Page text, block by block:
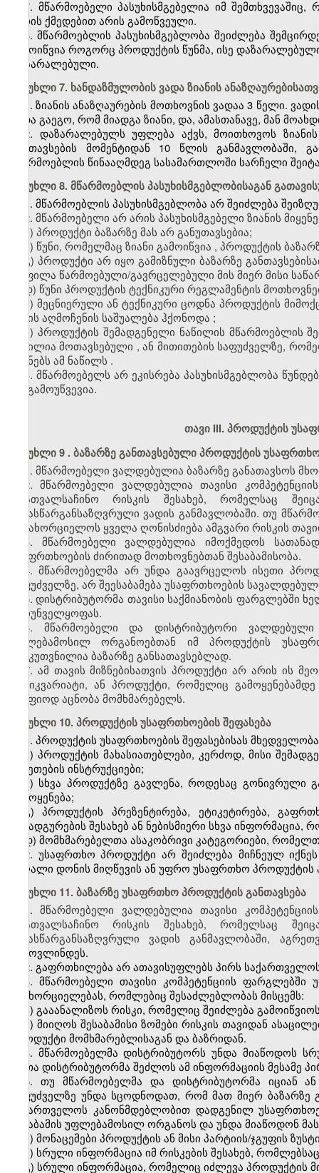
7. მწარმოებელი პასუხისმგებელია იმ
პირის ქმედებით არის გამოწვეული.
8. მწარმოებლის პასუხისმგებლობა შეიძლება
გამოიწვია როგორც პროდუქტის წუნმა, ისე
დაზარალებული.
მუხლი 7. ხანდაზმულობის ვადა ზიანის
1. ზიანის ანაზღაურების მოთხოვნის ვადაა 3 წელი.
უნდა გაეგო, რომ მიადგა ზიანი, და, ამასთანავე, მან
2. დაზარალებულს უფლება აქვს, მოითხოვოს ზიანის
განთავსების მომენტიდან 10 წლის
მწარმოებლის წინააღმდეგ სასამართლოში სარჩელი
მუხლი 8. მწარმოებლის პასუხისმგებლობისაგან
1. მწარმოებლის პასუხისმგებლობა არ შეიძლება
2. მწარმოებელი არ არის პასუხისმგებელი ზიანის
ა) პროდუქტი ბაზარზე მას არ განუთავსებია;
ბ) წუნი, რომელმაც ზიანი გამოიწვია , პროდუქტის
გ) პროდუქტი არ იყო გამიზნული ბაზარზე
ყოფილა წარმოებული/გავრცელებული მის მიერ მისი
დ) წუნი პროდუქტის ტექნიკური რეგლამენტის
ე) მეცნიერული ან ტექნიკური ცოდნა პროდუქტის
წუნის აღმოჩენის საშუალება ჰქონოდა ;
ვ) პროდუქტის შემადგენელი ნაწილის მწარმოებლის
ნაწილია მოთავსებული ,ან მითითების საფუძველზე,
იყენებს ამ ნაწილს .
3. მწარმოებელს არ ეკისრება პასუხისმგებლობა
არ გამოუწვევია.
თავი III. პროდუქტის
მუხლი9 . ბაზარზე განთავსებული პროდუქტის
1. მწარმოებელი ვალდებულია ბაზარზე განათავსოს
2. მწარმოებელი ვალდებულია თავისი
არათვალსაჩინო რისკის შესახებ, რომელსაც
წინასწარგანსაზღვრული ვადის განმავლობაში. თუ
განახორციელოს ყველა ღონისძიება ამგვარი რისკის
3. მწარმოებელი ვალდებულია იმოქმედოს
უსაფრთხოების ძირითად მოთხოვნებთან შესაბამისობა.
4. მწარმოებელმა არ უნდა გაავრცელოს ისეთი
საფუძველზე, არ შეესაბამება უსაფრთხოების
5. დისტრიბუტორმა თავისი საქმიანობის ფარგლებში
უზრუნველყოფას.
6. მწარმოებელი და დისტრიბუტორი
უფლებამოსილ ორგანოებთან იმ პროდუქტის
განკუთვნილია ბაზარზე განსათავსებლად.
7. ამ თავის მიზნებისათვის პროდუქტი არ არის ის
ანტიკვარიატი, ან პროდუქტი, რომელიც
მკაფიოდ აცნობა მომხმარებელს.
მუხლი 10. პროდუქტის უსაფრთხოების შეფასება
1. პროდუქტის უსაფრთხოების შეფასებისას
ა) პროდუქტის მახასიათებლები, კერძოდ, მისი
შეკეთების ინსტრუქციები;
ბ) სხვა პროდუქტზე გავლენა, როდესაც გონივრული
გამოყენება;
გ) პროდუქტის პრეზენტირება, ეტიკეტირება,
განადგურების შესახებ ან ნებისმიერი სხვა
დ) მომხმარებელთა ასაკობრივი კატეგორიები,
2. უსაფრთხო პროდუქტი არ შეიძლება მიჩნეულ
მაღალი დონის მიღწევის ან უფრო უსაფრთხო პროდუქტის
მუხლი 11. ბაზარზე უსაფრთხო პროდუქტის განთავსება
1.მწარმოებელი ვალდებულია თავისი
არათვალსაჩინო რისკის შესახებ, რომელსაც
წინასწარგანსაზღვრული ვადის განმავლობაში,
გამოვლინდეს.
2. გაფრთხილება არ ათავისუფლებს პირს
3. მწარმოებელი თავისი კომპეტენციის ფარგლებში
განხორციელებას, რომლებიც შესაძლებლობას მისცემს:
ა) გააანალიზოს რისკი, რომელიც შეიძლება
ბ) მიიღოს შესაბამისი ზომები რისკის თავიდან
პროდუქტი მომხმარებლისაგან და ბაზრიდან.
4. მწარმოებელმა დისტრიბუტორს უნდა მიაწოდოს
რათა დისტრიბუტორმა შეძლოს ამ ინფორმაციის მესამე
5. თუ მწარმოებელმა და დისტრიბუტორმა იციან
საფუძველზე უნდა სცოდნოდათ, რომ მათ მიერ ბაზარზე
საქართველოს კანონმდებლობით დადგენილ
შესაბამის უფლებამოსილ ორგანოს და უნდა მიაწოდონ
ა) მონაცემები პროდუქტის ან მისი პარტიის/ჯგუფის
ბ) სრული ინფორმაცია იმ რისკების შესახებ,
გ) სრული ინფორმაცია, რომელიც იძლევა პროდუქტის